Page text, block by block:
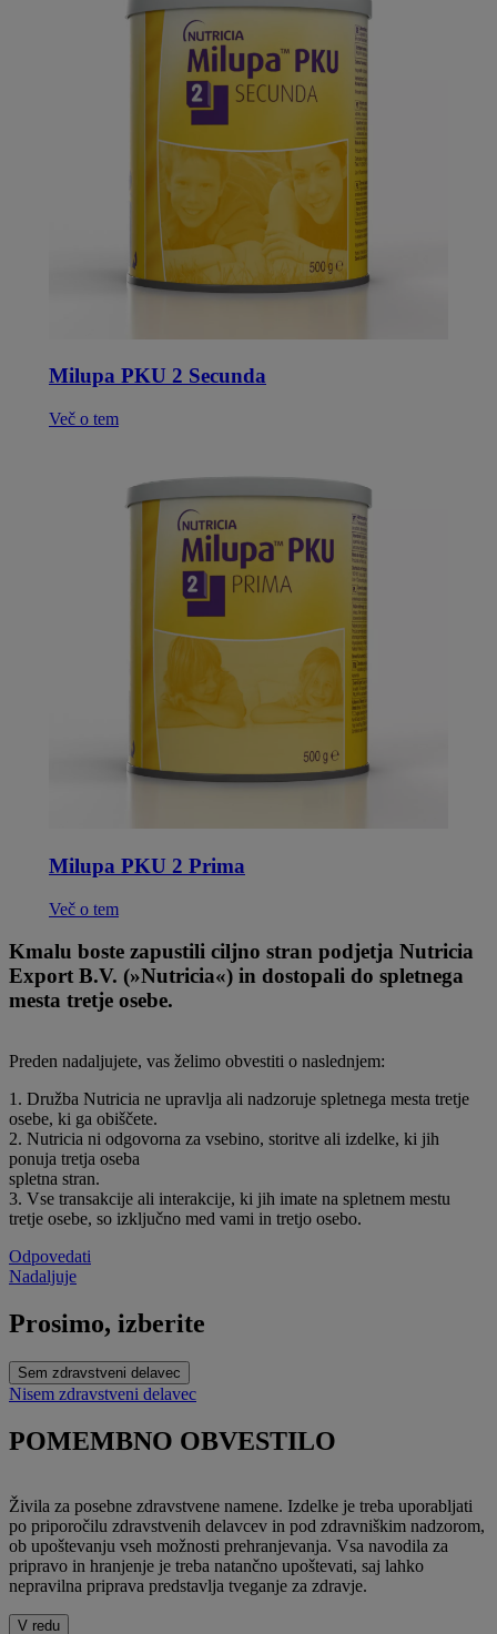
Milupa PKU 2 Secunda
Več o tem
Milupa PKU 2 Prima
Več o tem
Kmalu boste zapustili ciljno stran podjetja Nutricia
Export B.V. (»Nutricia«) in dostopali do spletnega
mesta tretje osebe.
Preden nadaljujete, vas želimo obvestiti o naslednjem:
1. Družba Nutricia ne upravlja ali nadzoruje spletnega mesta tretje
osebe, ki ga obiščete.
2. Nutricia ni odgovorna za vsebino, storitve ali izdelke, ki jih
ponuja tretja oseba
spletna stran.
3. Vse transakcije ali interakcije, ki jih imate na spletnem mestu
tretje osebe, so izključno med vami in tretjo osebo.
Odpovedati
Nadaljuje
Prosimo, izberite
Sem zdravstveni delavec
Nisem zdravstveni delavec
POMEMBNO OBVESTILO
Živila za posebne zdravstvene namene. Izdelke je treba uporabljati
po priporočilu zdravstvenih delavcev in pod zdravniškim nadzorom,
ob upoštevanju vseh možnosti prehranjevanja. Vsa navodila za
pripravo in hranjenje je treba natančno upoštevati, saj lahko
nepravilna priprava predstavlja tveganje za zdravje.
V redu